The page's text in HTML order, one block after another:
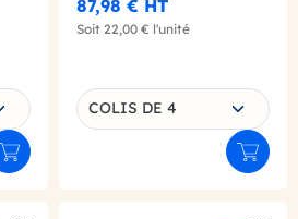
Ajouter au panier
87,98 € HT
Soit 22,00 € l'unité
Choisissez une déclinaison
COLIS DE 4